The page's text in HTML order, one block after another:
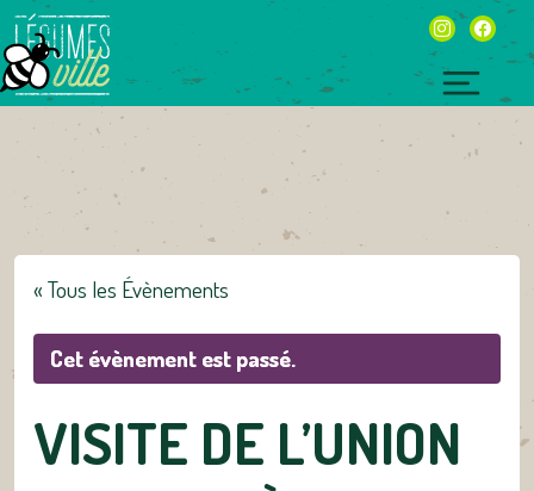
Skip
to
content
instagram
« Tous les Évènements
Cet évènement est passé.
VISITE DE L’UNION